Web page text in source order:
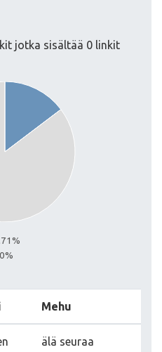
jotka sisältää 0 linkit
Mehu
älä seuraa